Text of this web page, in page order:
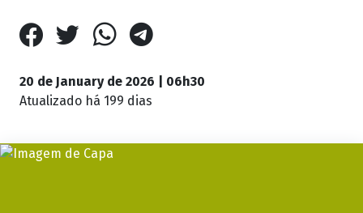
20 de January de 2026 | 06h30
Atualizado há 199 dias